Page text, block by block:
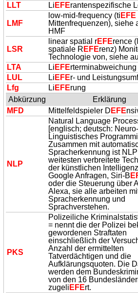
LLT
Li EFErantenspezifische
LMF
low-mid-frequency (ti EFE
Mittenfrequenzen), siehe
HMF
LSR
linear spatial rEFErence
spatiale R EFErenz)
Technologie von, siehe
LTA
Li EFErterminabweichung
LUL
Li EFEr- und
Lfg
Li EFErung
Abkürzung
Erklärung
MFD
Mittelfeldspieler D EFE
NLP
Natural Language
[englisch; deutsch: Neuro-
Linguistisches
Zusammen mit
Spracherkennung ist
weitesten verbreitete
der künstlichen
Google Anfragen, Siri-B
oder die Steuerung über
Alexa, sie alle arbeiten
Spracherkennung und
Sprachverstehen.
PKS
Polizeiliche
= nennt die der Polizei
gewordenen Straftaten
einschließlich der
Anzahl der ermittelten
Tatverdächtigen und die
Aufklärungsquoten. Die
werden dem
von den 16
zugeli EFErt.